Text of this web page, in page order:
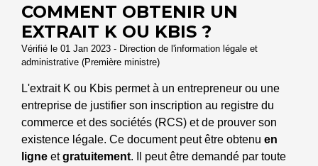
COMMENT OBTENIR UN
EXTRAIT K OU KBIS ?
Vérifié le 01 Jan 2023 - Direction de l'information légale et
administrative (Première ministre)
L'extrait K ou Kbis permet à un entrepreneur ou une
entreprise de justifier son inscription au registre du
commerce et des sociétés (RCS) et de prouver son
existence légale. Ce document peut être obtenu en
ligne etgratuitement. Il peut être demandé par toute